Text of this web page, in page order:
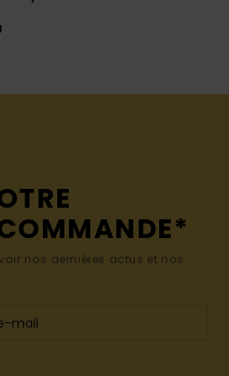
nos dernières actus et nos